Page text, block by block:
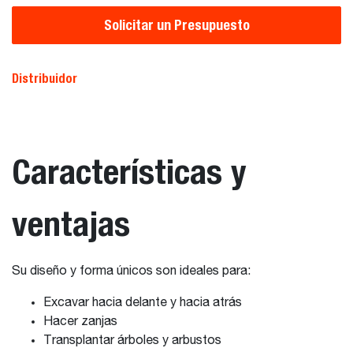
Solicitar un Presupuesto
Distribuidor
Características y
ventajas
Su diseño y forma únicos son ideales para:
Excavar hacia delante y hacia atrás
Hacer zanjas
Transplantar árboles y arbustos